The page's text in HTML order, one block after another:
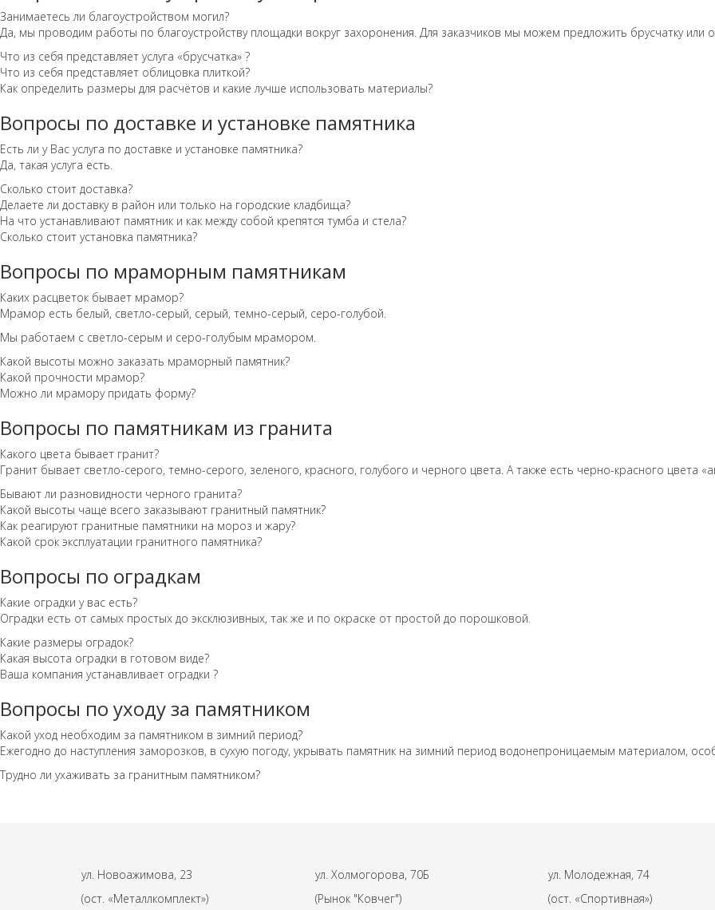
Занимаетесь ли благоустройством могил?
Да, мы проводим работы по благоустройству площадки вокруг захоронения. Для заказчиков мы можем предложить брусчатку или
Что из себя представляет услуга «брусчатка» ?
Что из себя представляет облицовка плиткой?
Как определить размеры для расчётов и какие лучше использовать материалы?
Вопросы по доставке и установке памятника
Есть ли у Вас услуга по доставке и установке памятника?
Да, такая услуга есть.
Сколько стоит доставка?
Делаете ли доставку в район или только на городские кладбища?
На что устанавливают памятник и как между собой крепятся тумба и стела?
Сколько стоит установка памятника?
Вопросы по мраморным памятникам
Каких расцветок бывает мрамор?
Мрамор есть белый, светло-серый, серый, темно-серый, серо-голубой.
Мы работаем с светло-серым и серо-голубым мрамором.
Какой высоты можно заказать мраморный памятник?
Какой прочности мрамор?
Можно ли мрамору придать форму?
Вопросы по памятникам из гранита
Какого цвета бывает гранит?
Гранит бывает светло-серого, темно-серого, зеленого, красного, голубого и черного цвета. А также есть черно-красного цвета
Бывают ли разновидности черного гранита?
Какой высоты чаще всего заказывают гранитный памятник?
Как реагируют гранитные памятники на мороз и жару?
Какой срок эксплуатации гранитного памятника?
Вопросы по оградкам
Какие оградки у вас есть?
Оградки есть от самых простых до эксклюзивных, так же и по окраске от простой до порошковой.
Какие размеры оградок?
Какая высота оградки в готовом виде?
Ваша компания устанавливает оградки ?
Вопросы по уходу за памятником
Какой уход необходим за памятником в зимний период?
Ежегодно до наступления заморозков, в сухую погоду, укрывать памятник на зимний период водонепроницаемым материалом,
Трудно ли ухаживать за гранитным памятником?
ул. Новоажимова, 23
(ост. «Металлкомплект»)
ул. Холмогорова, 70Б
(Рынок "Ковчег")
ул. Молодежная, 74
(ост. «Спортивная»)